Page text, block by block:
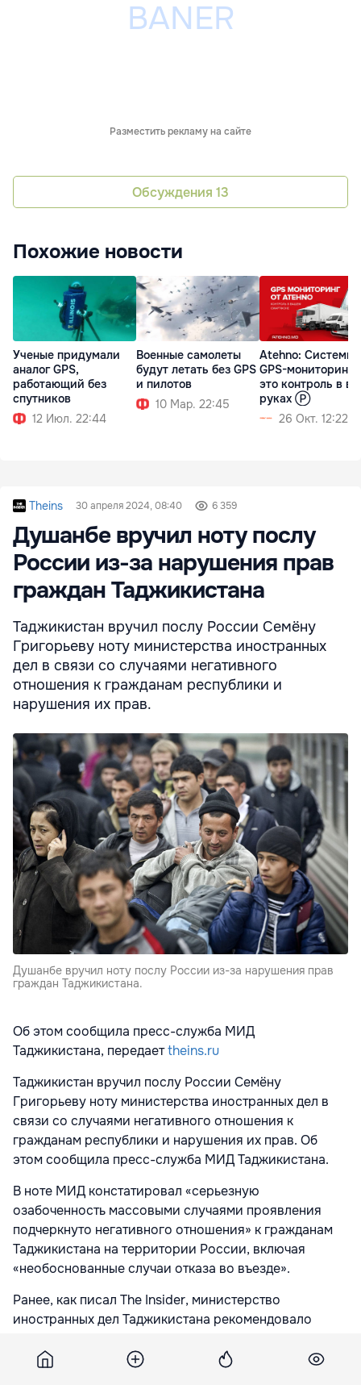
Разместить рекламу на сайте
Обсуждения 13
Похожие новости
Ученые придумали
аналог GPS,
работающий без
спутников
12 Июл. 22:44
Военные самолеты
будут летать без GPS
и пилотов
10 Мар. 22:45
Atehno: Системы
GPS-
это контроль в
руках Ⓟ
26 Окт. 12:22
Theins 30 апреля 2024, 08:40 6 359
Душанбе вручил ноту послу
России из-за нарушения прав
граждан Таджикистана
Таджикистан вручил послу России Семёну
Григорьеву ноту министерства иностранных
дел в связи со случаями негативного
отношения к гражданам республики и
нарушения их прав.
Душанбе вручил ноту послу России из-за нарушения прав
граждан Таджикистана.
Об этом сообщила пресс-служба МИД
Таджикистана, передаетtheins.ru
Таджикистан вручил послу России Семёну
Григорьеву ноту министерства иностранных дел в
связи со случаями негативного отношения к
гражданам республики и нарушения их прав. Об
этом сообщила пресс-служба МИД Таджикистана.
В ноте МИД констатировал «серьезную
озабоченность массовыми случаями проявления
подчеркнуто негативного отношения» к гражданам
Таджикистана на территории России, включая
«необоснованные случаи отказа во въезде».
Ранее, как писал The Insider, министерство
иностранных дел Таджикистана рекомендовало
поездок в Россию.